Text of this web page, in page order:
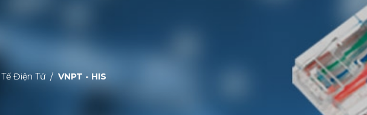
mật
mạng tổng thể
Tế Điện Tử VNPT - HIS